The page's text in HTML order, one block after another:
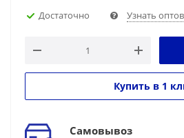
Достаточно Узнать
Купить в 1
Самовывоз